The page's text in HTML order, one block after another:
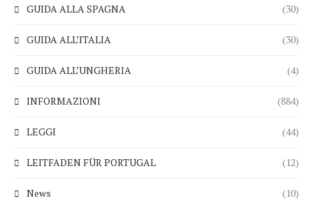
GUIDA ALLA SPAGNA (30)
GUIDA ALL’ITALIA (30)
GUIDA ALL’UNGHERIA (4)
INFORMAZIONI (884)
LEGGI (44)
LEITFADEN FÜR PORTUGAL (12)
News (10)